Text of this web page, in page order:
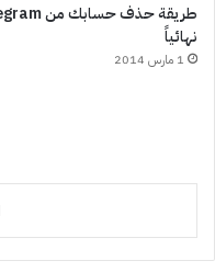
نهائياً
1 مارس 2014